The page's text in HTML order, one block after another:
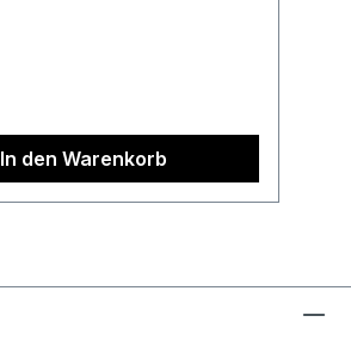
In den Warenkorb